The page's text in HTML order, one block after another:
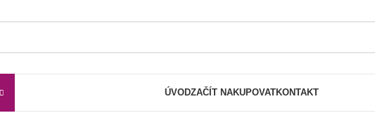
ÚVODZAČÍT NAKUPOVATKONTAKT